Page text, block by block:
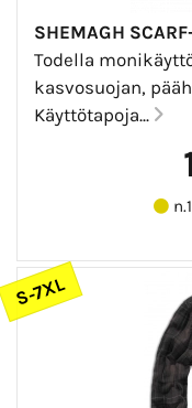
SHEMAGH
Todella
kasvosuojan,
Käyttötapoja...
S-7XL